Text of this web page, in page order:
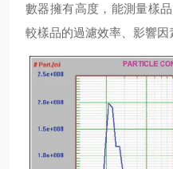
數器擁有高度，能測量樣
較樣品的過濾效率、影響因